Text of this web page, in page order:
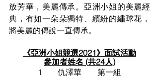
放芳華，美麗傳承。亞洲小姐的美麗經
典，有如一朵朵獨特、繽紛的繡球花，
將美麗的傳說一直傳承。
《亞洲小姐競選2021》面試活動
參加者姓名 (共24人)
1	仇澤華	第一組